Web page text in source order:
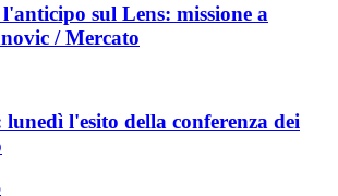
sul Lens: missione a
/ Mercato
l'esito della conferenza dei